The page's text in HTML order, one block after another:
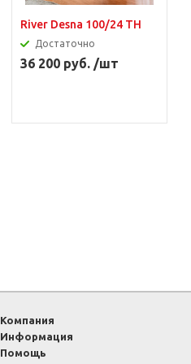
River Desna 100/24 TH
Достаточно
36 200 руб. /шт
Компания
Информация
Помощь